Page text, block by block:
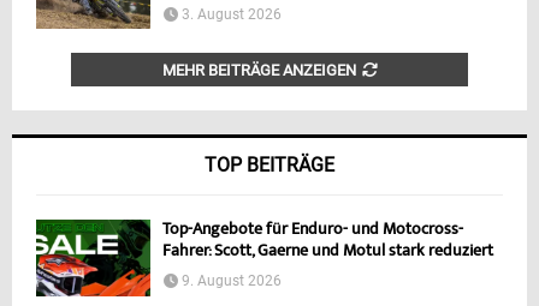
3. August 2026
MEHR BEITRÄGE ANZEIGEN
TOP BEITRÄGE
Top-Angebote für Enduro- und Motocross-
Fahrer: Scott, Gaerne und Motul stark reduziert
9. August 2026